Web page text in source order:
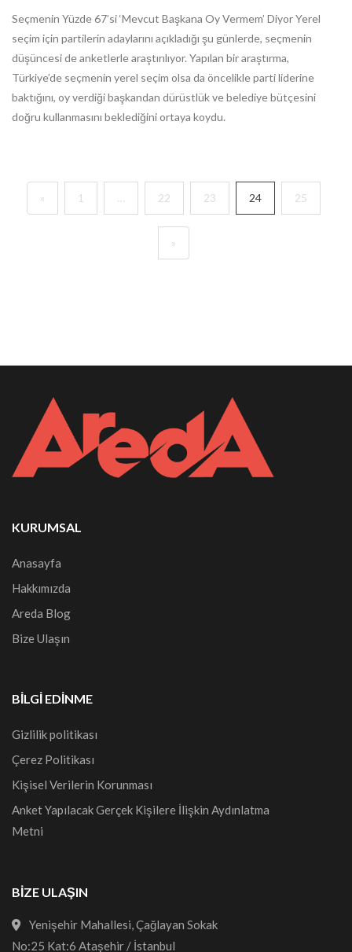
Seçmenin Yüzde 67’si ‘Mevcut Başkana Oy Vermem’ Diyor Yerel
seçim için partilerin adaylarını açıkladığı şu günlerde, seçmenin
düşüncesi de anketlerle araştırılıyor. Yapılan bir araştırma,
Türkiye’de seçmenin yerel seçim olsa da öncelikle parti liderine
baktığını, oy verdiği başkandan dürüstlük ve belediye bütçesini
doğru kullanmasını beklediğini ortaya koydu.
« 1 … 22 23 24 25
»
KURUMSAL
Anasayfa
Hakkımızda
Areda Blog
Bize Ulaşın
BILGI EDINME
Gizlilik politikası
Çerez Politikası
Kişisel Verilerin Korunması
Anket Yapılacak Gerçek Kişilere İlişkin Aydınlatma
Metni
BİZE ULAŞIN
Yenişehir Mahallesi, Çağlayan Sokak
No:25 Kat:6 Ataşehir / İstanbul